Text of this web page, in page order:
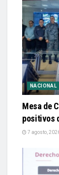
NACIONAL
Mesa de
positivos
7 agosto,